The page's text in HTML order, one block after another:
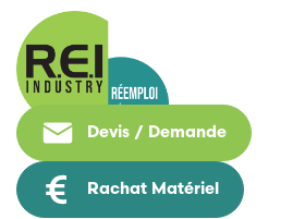
Devis / Demande
Rachat Matériel